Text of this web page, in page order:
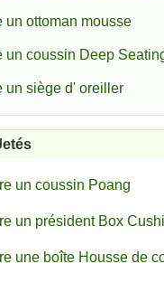
un ottoman mousse
un coussin Deep
un siège d' oreiller
un coussin Poang
un président Box
une boîte Housse de